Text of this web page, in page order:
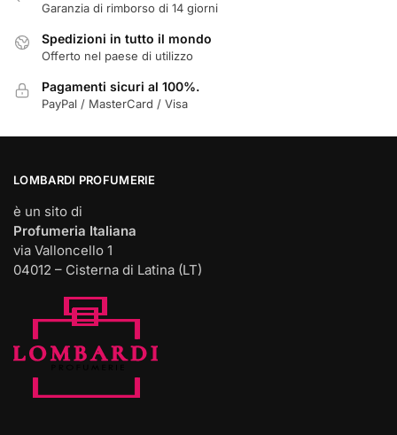
Garanzia di rimborso di 14 giorni
Spedizioni in tutto il mondo
Offerto nel paese di utilizzo
Pagamenti sicuri al 100%.
PayPal / MasterCard / Visa
LOMBARDI PROFUMERIE
è un sito di
Profumeria Italiana
via Valloncello 1
04012 – Cisterna di Latina (LT)